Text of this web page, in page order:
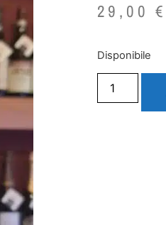
29,00€
Disponibile